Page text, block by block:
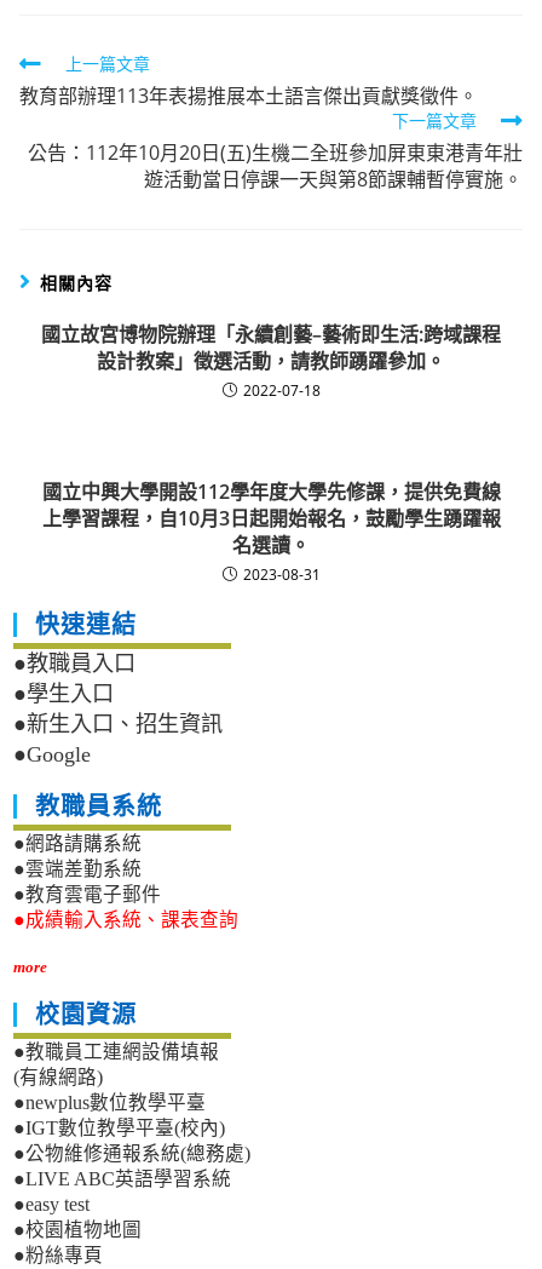
Read
more
articles
上一篇文章
教育部辦理113年表揚推展本土語言傑出貢獻獎徵件。
下一篇文章
公告：112年10月20日(五)生機二全班參加屏東東港青年壯
遊活動當日停課一天與第8節課輔暫停實施。
相關內容
國立故宮博物院辦理「永續創藝–藝術即生活:跨域課程
設計教案」徵選活動，請教師踴躍參加。
2022-07-18
國立中興大學開設112學年度大學先修課，提供免費線
上學習課程，自10月3日起開始報名，鼓勵學生踴躍報
名選讀。
2023-08-31
快速連結
●教職員入口
●學生入口
●新生入口、招生資訊
●Google
教職員系統
●網路請購系統
●雲端差勤系統
●教育雲電子郵件
●成績輸入系統、課表查詢
more
校園資源
●教職員工連網設備填報
(有線網路)
●newplus數位教學平臺
●IGT數位教學平臺(校內)
●公物維修通報系統(總務處)
●LIVE ABC英語學習系統
●easy test
●校園植物地圖
●粉絲專頁